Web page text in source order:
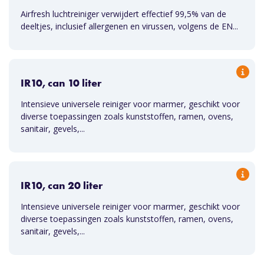
Airfresh luchtreiniger verwijdert effectief 99,5% van de
deeltjes, inclusief allergenen en virussen, volgens de EN...
IR10, can 10 liter
Intensieve universele reiniger voor marmer, geschikt voor
diverse toepassingen zoals kunststoffen, ramen, ovens,
sanitair, gevels,...
IR10, can 20 liter
Intensieve universele reiniger voor marmer, geschikt voor
diverse toepassingen zoals kunststoffen, ramen, ovens,
sanitair, gevels,...